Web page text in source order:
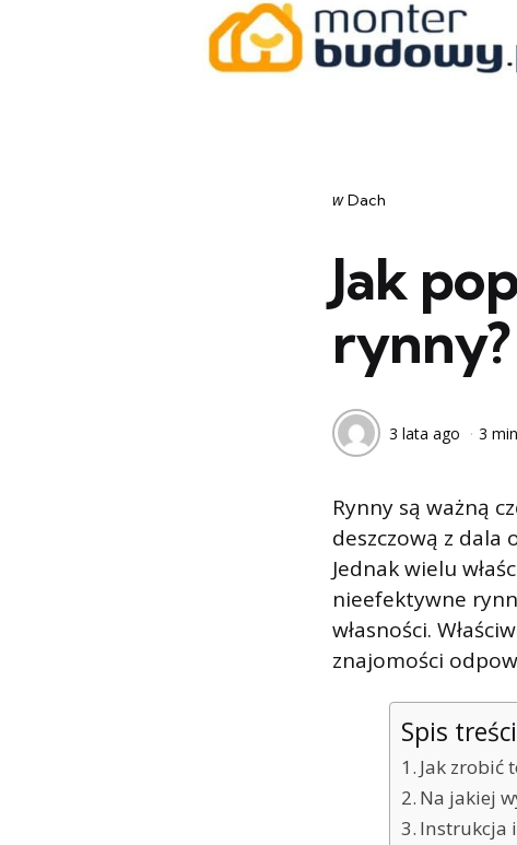
Categories
post
w Dach
Jak
rynny?
3 lata ago 3 min
Rynny są ważną
deszczową z
Jednak wielu
nieefektywne
własności.
znajomości
Spis treści
Jak zrobić
Na jakiej
Instrukcja